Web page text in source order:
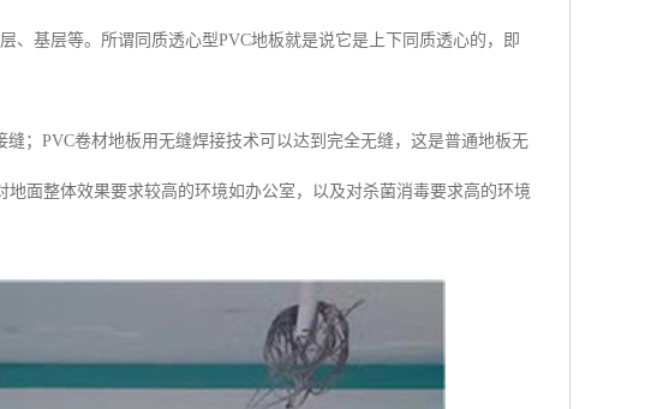
、基层等。所谓同质透心型PVC地板就是说它是上下同质透心的，即
；PVC卷材地板用无缝焊接技术可以达到完全无缝，这是普通地板无
面整体效果要求较高的环境如办公室，以及对杀菌消毒要求高的环境